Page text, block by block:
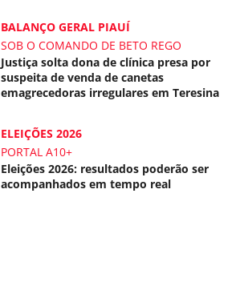
BALANÇO GERAL PIAUÍ
SOB O COMANDO DE BETO REGO
Justiça solta dona de clínica presa por
suspeita de venda de canetas
emagrecedoras irregulares em Teresina
ELEIÇÕES 2026
PORTAL A10+
Eleições 2026: resultados poderão ser
acompanhados em tempo real